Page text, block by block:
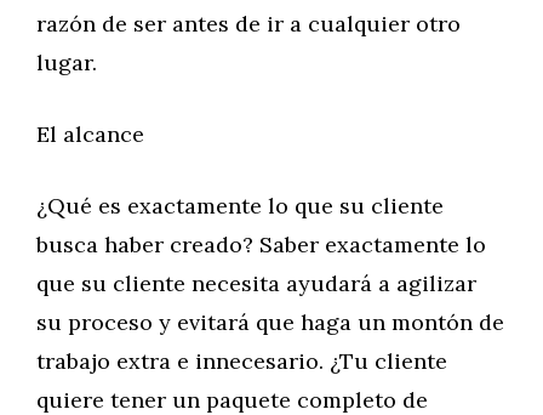
razón de ser antes de ir a cualquier otro
lugar.
El alcance
¿Qué es exactamente lo que su cliente
busca haber creado? Saber exactamente lo
que su cliente necesita ayudará a agilizar
su proceso y evitará que haga un montón de
trabajo extra e innecesario. ¿Tu cliente
quiere tener un paquete completo de